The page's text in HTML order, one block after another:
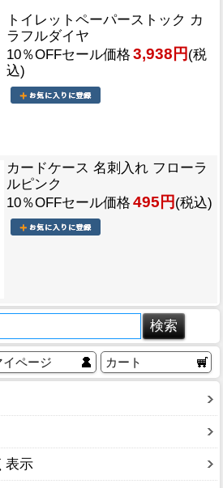
トイレットペーパーストック カ
ラフルダイヤ
10％OFFセール価格 3,938円 (税
込)
カードケース 名刺入れ フローラ
ルピンク
10％OFFセール価格 495円 (税込)
イページ カート
表示